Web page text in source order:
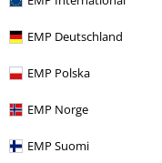
EMP Deutschland
EMP Polska
EMP Norge
EMP Suomi
Betaalmethodes
Overige acties
Prijsvragen